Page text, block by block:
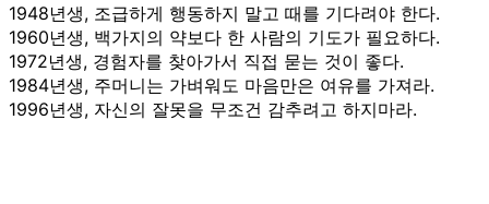
1948년생, 조급하게 행동하지 말고 때를 기다려야 한다.
1960년생, 백가지의 약보다 한 사람의 기도가 필요하다.
1972년생, 경험자를 찾아가서 직접 묻는 것이 좋다.
1984년생, 주머니는 가벼워도 마음만은 여유를 가져라.
1996년생, 자신의 잘못을 무조건 감추려고 하지마라.